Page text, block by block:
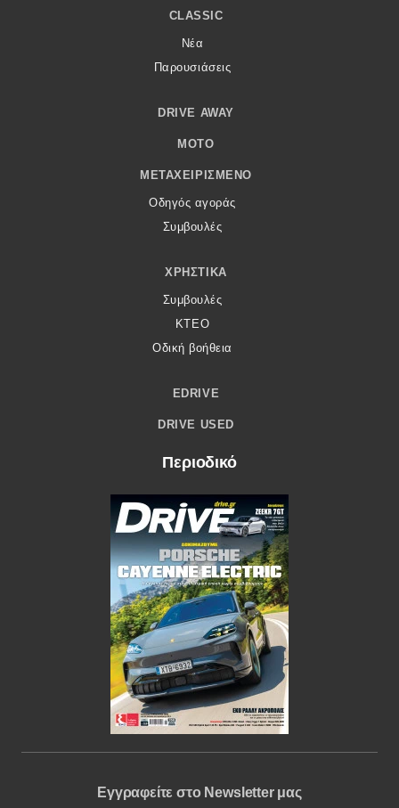
CLASSIC
Νέα
Παρουσιάσεις
DRIVE AWAY
MOTO
ΜΕΤΑΧΕΙΡΙΣΜΈΝΟ
Οδηγός αγοράς
Συμβουλές
ΧΡΗΣΤΙΚΆ
Συμβουλές
ΚΤΕΟ
Οδική βοήθεια
EDRIVE
DRIVE USED
Περιοδικό
Εγγραφείτε στο Newsletter μας